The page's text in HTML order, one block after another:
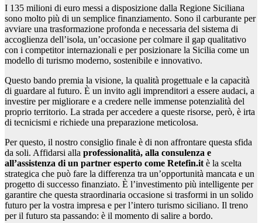
I 135 milioni di euro messi a disposizione dalla Regione Siciliana
sono molto più di un semplice finanziamento. Sono il carburante per
avviare una trasformazione profonda e necessaria del sistema di
accoglienza dell’isola, un’occasione per colmare il gap qualitativo
con i competitor internazionali e per posizionare la Sicilia come un
modello di turismo moderno, sostenibile e innovativo.
Questo bando premia la visione, la qualità progettuale e la capacità
di guardare al futuro. È un invito agli imprenditori a essere audaci, a
investire per migliorare e a credere nelle immense potenzialità del
proprio territorio. La strada per accedere a queste risorse, però, è irta
di tecnicismi e richiede una preparazione meticolosa.
Per questo, il nostro consiglio finale è di non affrontare questa sfida
da soli. Affidarsi alla professionalità, alla consulenza e
all’assistenza di un partner esperto come Retefin.it è la scelta
strategica che può fare la differenza tra un’opportunità mancata e un
progetto di successo finanziato. È l’investimento più intelligente per
garantire che questa straordinaria occasione si trasformi in un solido
futuro per la vostra impresa e per l’intero turismo siciliano. Il treno
per il futuro sta passando: è il momento di salire a bordo.